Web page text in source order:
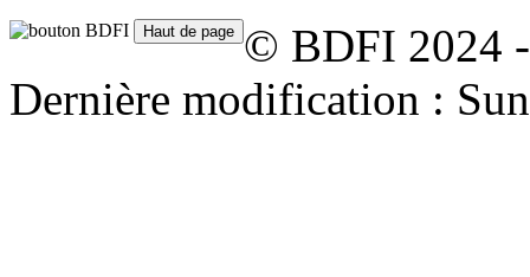
© BDFI 2024
Dernière modification :